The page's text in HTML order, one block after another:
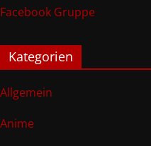
Facebook Gruppe
Kategorien
Allgemein
Anime